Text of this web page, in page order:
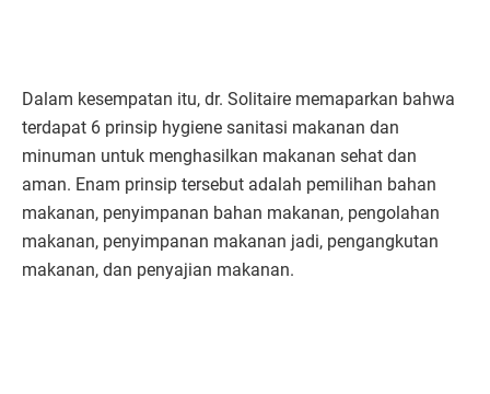
Dalam kesempatan itu, dr. Solitaire memaparkan bahwa
terdapat 6 prinsip hygiene sanitasi makanan dan
minuman untuk menghasilkan makanan sehat dan
aman. Enam prinsip tersebut adalah pemilihan bahan
makanan, penyimpanan bahan makanan, pengolahan
makanan, penyimpanan makanan jadi, pengangkutan
makanan, dan penyajian makanan.